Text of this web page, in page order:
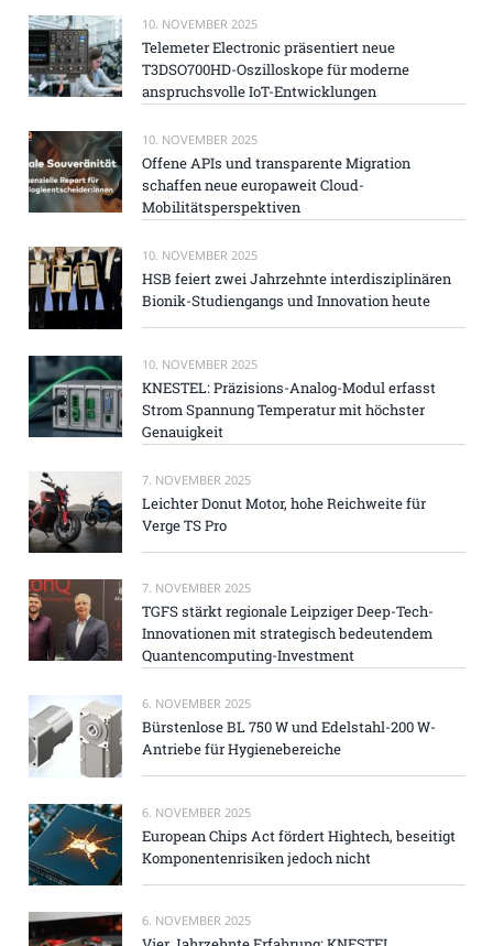
10. NOVEMBER 2025
Telemeter Electronic präsentiert neue
T3DSO700HD-Oszilloskope für moderne
anspruchsvolle IoT-Entwicklungen
10. NOVEMBER 2025
Offene APIs und transparente Migration
schaffen neue europaweit Cloud-
Mobilitätsperspektiven
10. NOVEMBER 2025
HSB feiert zwei Jahrzehnte interdisziplinären
Bionik-Studiengangs und Innovation heute
10. NOVEMBER 2025
KNESTEL: Präzisions-Analog-Modul erfasst
Strom Spannung Temperatur mit höchster
Genauigkeit
7. NOVEMBER 2025
Leichter Donut Motor, hohe Reichweite für
Verge TS Pro
7. NOVEMBER 2025
TGFS stärkt regionale Leipziger Deep-Tech-
Innovationen mit strategisch bedeutendem
Quantencomputing-Investment
6. NOVEMBER 2025
Bürstenlose BL 750 W und Edelstahl-200 W-
Antriebe für Hygienebereiche
6. NOVEMBER 2025
European Chips Act fördert Hightech, beseitigt
Komponentenrisiken jedoch nicht
6. NOVEMBER 2025